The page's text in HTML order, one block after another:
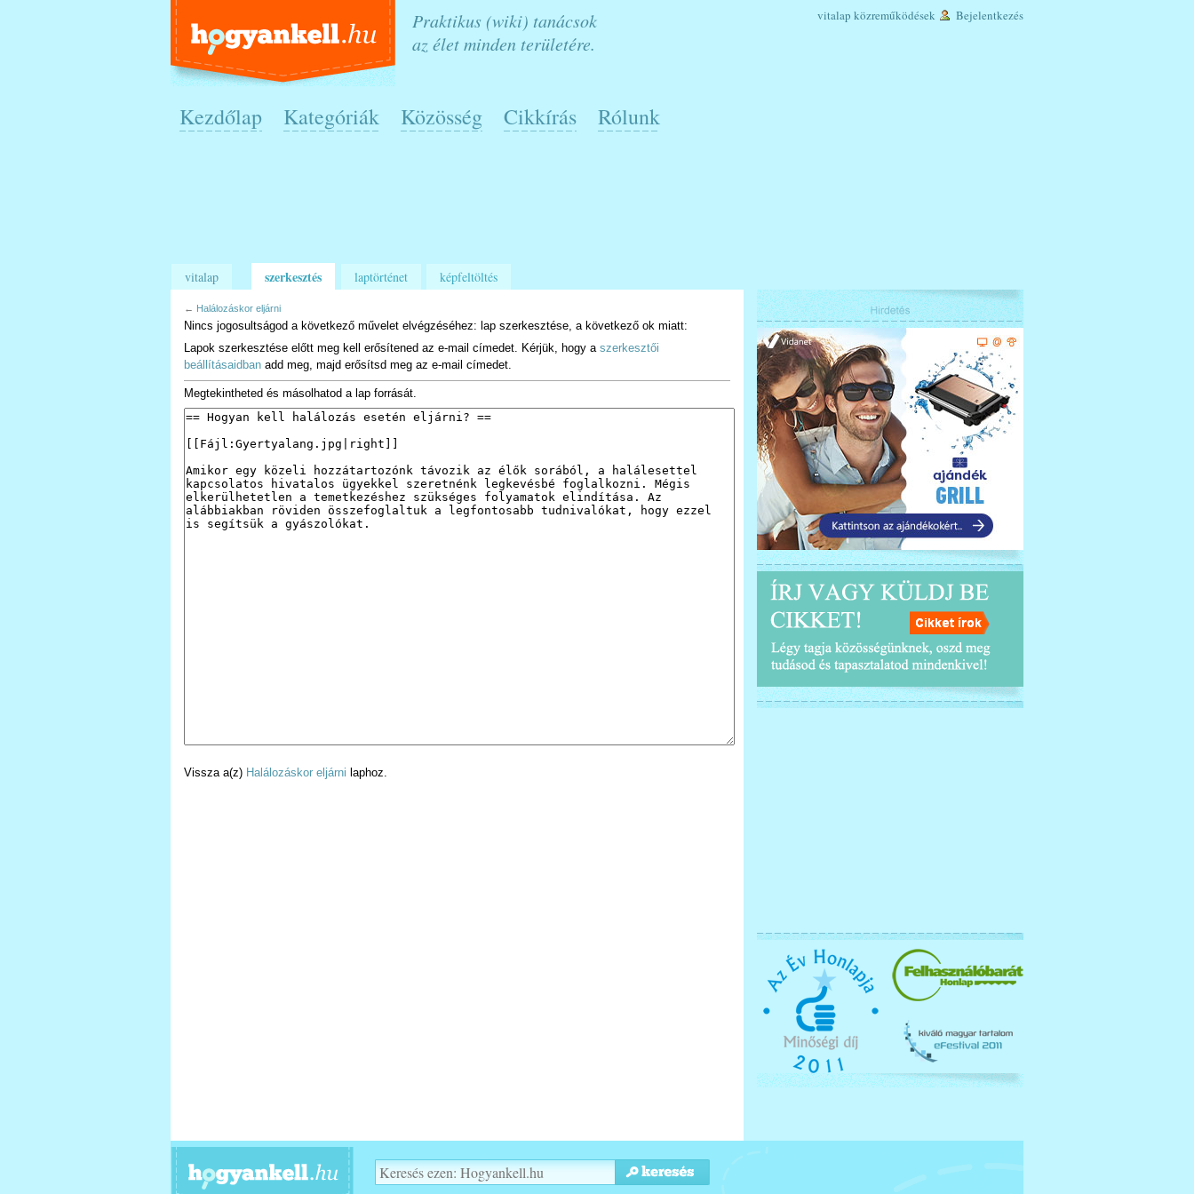
Praktikus (wiki) tanácsok
az élet minden területére.
vitalap közreműködések Bejelentkezés
Kezdőlap Kategóriák Közösség Cikkírás Rólunk
vitalap szerkesztés laptörténet képfeltöltés
← Halálozáskor eljárni
Nincs jogosultságod a következő művelet elvégzéséhez: lap szerkesztése, a következő ok miatt:
Lapok szerkesztése előtt meg kell erősítened az e-mail címedet. Kérjük, hogy a szerkesztői
beállításaidban add meg, majd erősítsd meg az e-mail címedet.
Megtekintheted és másolhatod a lap forrását.
Vissza a(z) Halálozáskor eljárni laphoz.